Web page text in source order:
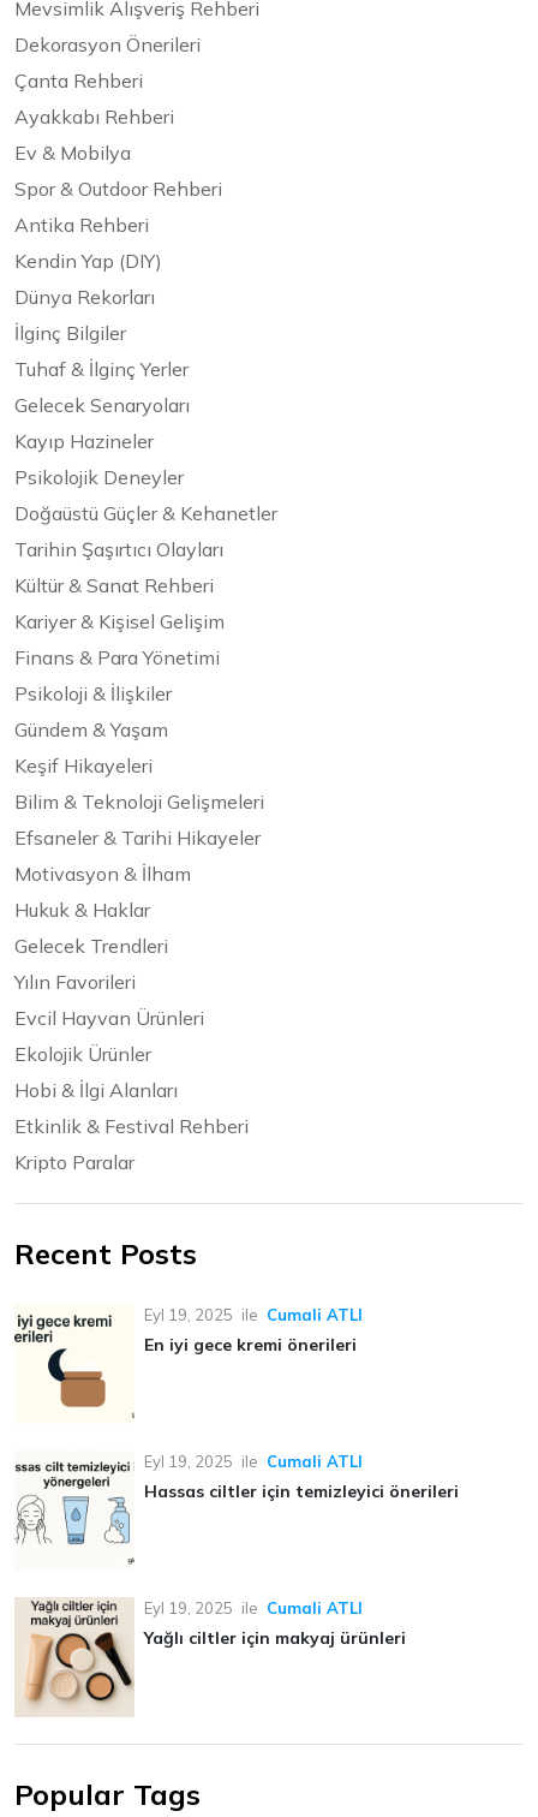
Mevsimlik Alışveriş Rehberi
Dekorasyon Önerileri
Çanta Rehberi
Ayakkabı Rehberi
Ev & Mobilya
Spor & Outdoor Rehberi
Antika Rehberi
Kendin Yap (DIY)
Dünya Rekorları
İlginç Bilgiler
Tuhaf & İlginç Yerler
Gelecek Senaryoları
Kayıp Hazineler
Psikolojik Deneyler
Doğaüstü Güçler & Kehanetler
Tarihin Şaşırtıcı Olayları
Kültür & Sanat Rehberi
Kariyer & Kişisel Gelişim
Finans & Para Yönetimi
Psikoloji & İlişkiler
Gündem & Yaşam
Keşif Hikayeleri
Bilim & Teknoloji Gelişmeleri
Efsaneler & Tarihi Hikayeler
Motivasyon & İlham
Hukuk & Haklar
Gelecek Trendleri
Yılın Favorileri
Evcil Hayvan Ürünleri
Ekolojik Ürünler
Hobi & İlgi Alanları
Etkinlik & Festival Rehberi
Kripto Paralar
Recent Posts
Eyl 19, 2025 ile Cumali ATLI
En iyi gece kremi önerileri
Eyl 19, 2025 ile Cumali ATLI
Hassas ciltler için temizleyici önerileri
Eyl 19, 2025 ile Cumali ATLI
Yağlı ciltler için makyaj ürünleri
Popular Tags